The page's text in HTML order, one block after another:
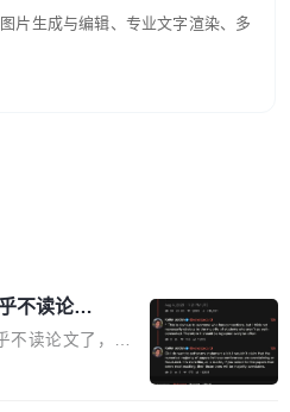
片生成与编辑、专业文字渲染、多
不读论文
不读论文了，而
充斥着大量过
员 Keller Jorda